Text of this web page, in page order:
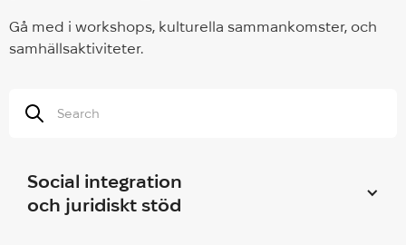
Gå med i workshops, kulturella sammankomster, och
samhällsaktiviteter.
Social integration
och juridiskt stöd